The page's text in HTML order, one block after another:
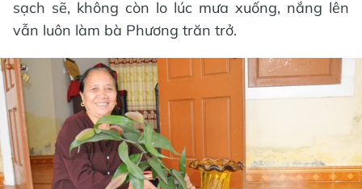
sạch sẽ, không còn lo lúc mưa xuống, nắng lên
vẫn luôn làm bà Phương trăn trở.